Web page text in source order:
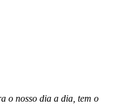
o nosso dia a dia, tem o